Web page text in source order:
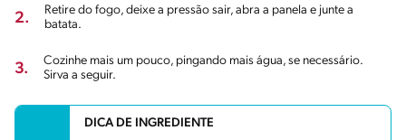
2.
Retire do fogo, deixe a pressão sair, abra a panela e junte a
batata.
3.
Cozinhe mais um pouco, pingando mais água, se necessário.
Sirva a seguir.
DICA DE INGREDIENTE